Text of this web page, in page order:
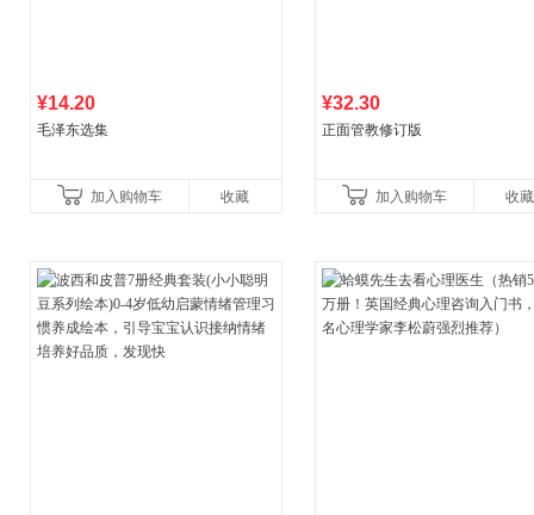
¥14.20
毛泽东选集
加入购物车 收藏
¥32.30
正面管教修订版
加入购物车 收藏